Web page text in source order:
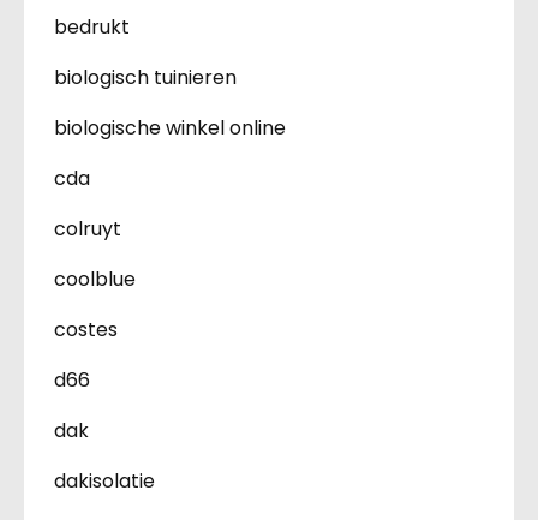
bedrukt
biologisch tuinieren
biologische winkel online
cda
colruyt
coolblue
costes
d66
dak
dakisolatie